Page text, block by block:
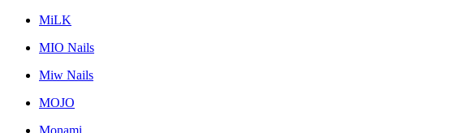
MiLK
MIO Nails
Miw Nails
MOJO
Monami